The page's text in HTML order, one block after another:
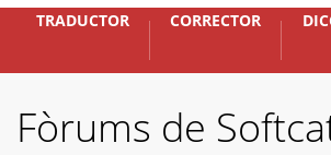
TRADUCTOR CORRECTOR
Fòrums de